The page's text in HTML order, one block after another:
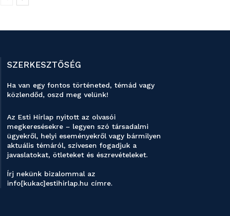
SZERKESZTŐSÉG
Ha van egy fontos történeted, témád vagy
közlendőd, oszd meg velünk!
Az Esti Hírlap nyitott az olvasói
megkeresésekre – legyen szó társadalmi
ügyekről, helyi eseményekről vagy bármilyen
aktuális témáról, szívesen fogadjuk a
javaslatokat, ötleteket és észrevételeket.
Írj nekünk bizalommal az
info[kukac]estihirlap.hu címre.